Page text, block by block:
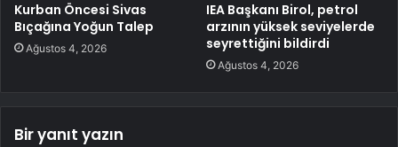
Kurban Öncesi Sivas
Bıçağına Yoğun Talep
Ağustos 4, 2026
IEA Başkanı Birol, petrol
arzının yüksek seviyelerde
seyrettiğini bildirdi
Ağustos 4, 2026
Bir yanıt yazın